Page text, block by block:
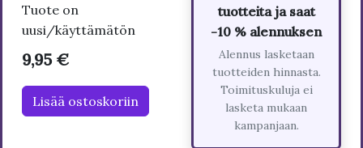
Tuote on
uusi/käyttämätön
9,95 €
Lisää ostoskoriin
tuotteita ja saat
-10 % alennuksen
Alennus lasketaan
tuotteiden hinnasta.
Toimituskuluja ei
lasketa mukaan
kampanjaan.